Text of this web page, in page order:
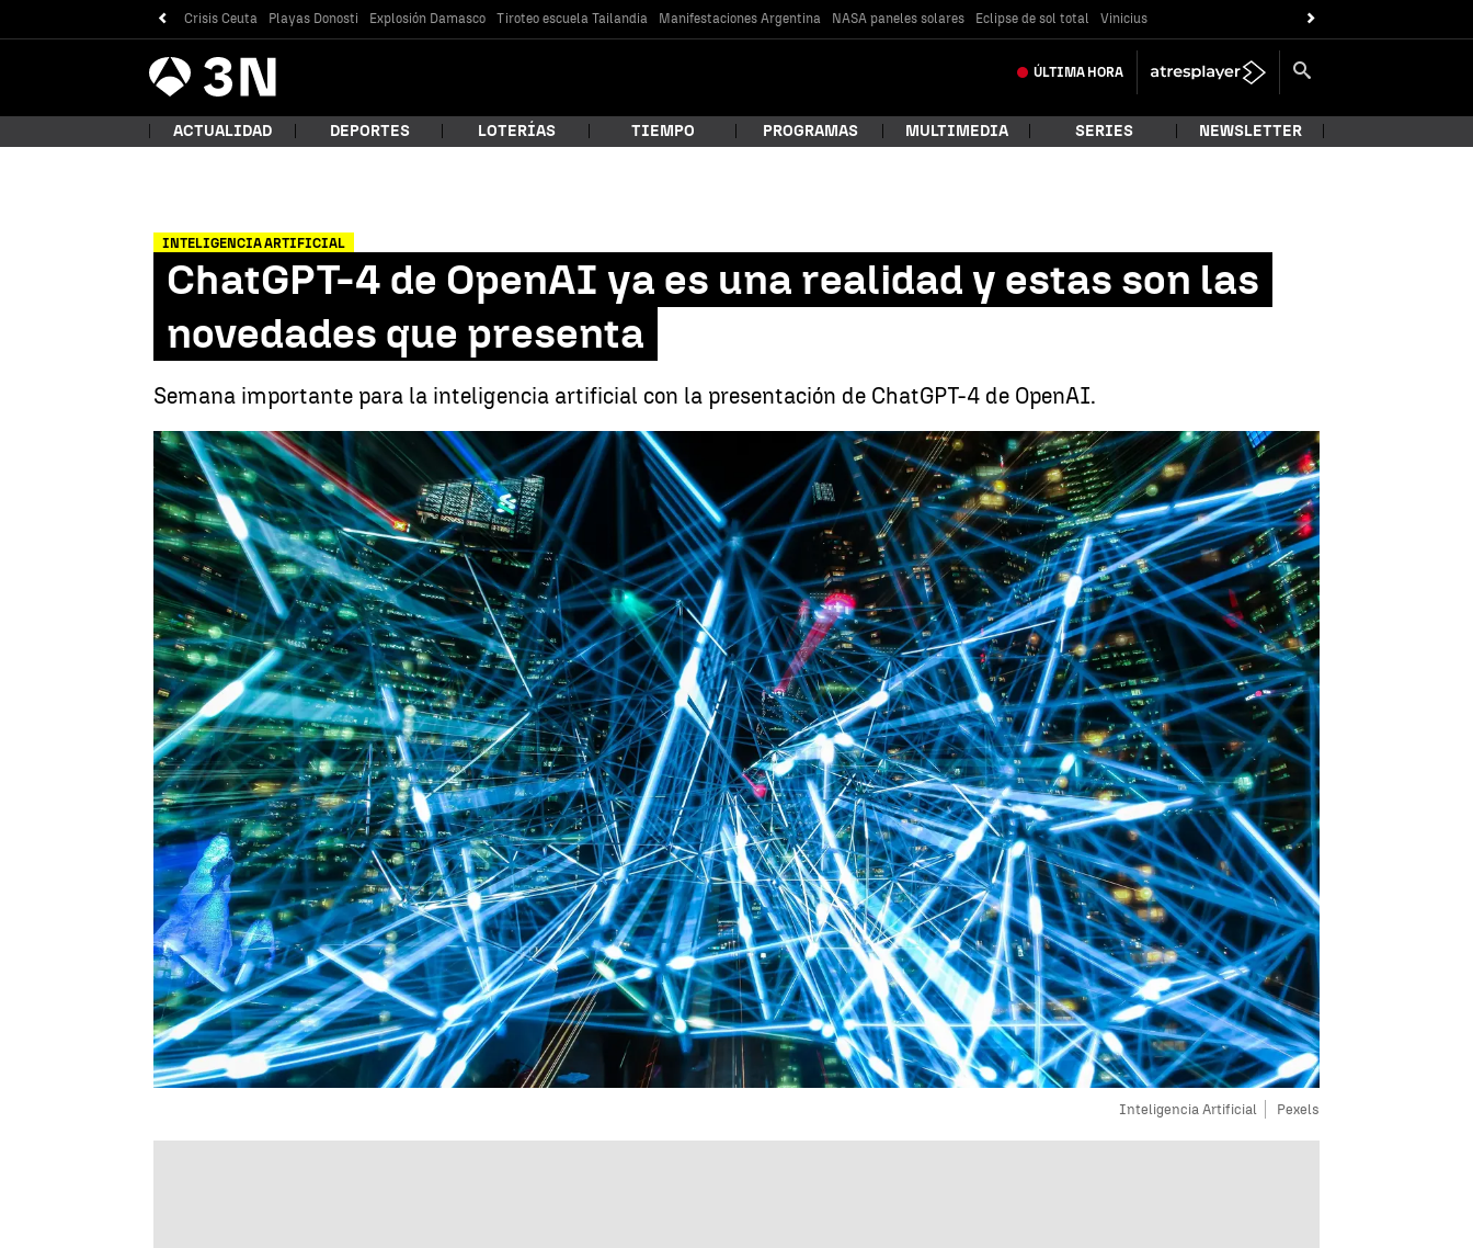
Crisis Ceuta Playas Donosti Explosión Damasco Tiroteo escuela Tailandia Manifestaciones Argentina NASA paneles solares Eclipse de sol total Vinicius
Antena
3 Noticias ÚLTIMA HORA
¿Qué estás buscando?
Buscar
ACTUALIDAD DEPORTES LOTERÍAS TIEMPO PROGRAMAS MULTIMEDIA SERIES NEWSLETTER
INTELIGENCIA ARTIFICIAL
ChatGPT-4 de OpenAI ya es una realidad y estas son las
novedades que presenta
Semana importante para la inteligencia artificial con la presentación de ChatGPT-4 de OpenAI.
Inteligencia Artificial Pexels